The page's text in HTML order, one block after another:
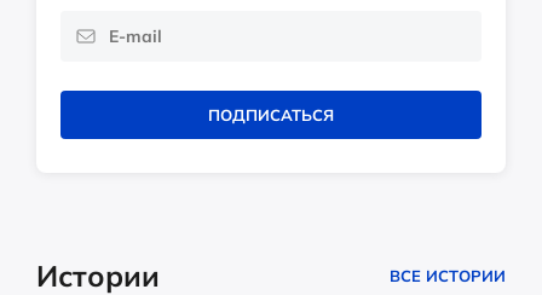
ПОДПИСАТЬСЯ
Истории ВСЕ ИСТОРИИ